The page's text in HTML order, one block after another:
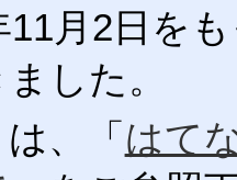
11月2日を
した。
、「 はて